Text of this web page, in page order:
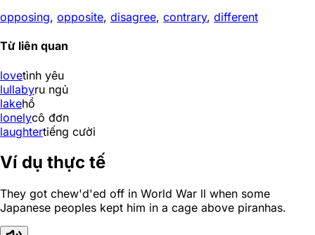
opposing, opposite, disagree, contrary, different
Từ liên quan
lovetình yêu
lullabyru ngủ
lakehồ
lonelycô đơn
laughtertiếng cười
Ví dụ thực tế
They got chew'd'ed off in World War ll when some
Japanese peoples kept him in a cage above piranhas.